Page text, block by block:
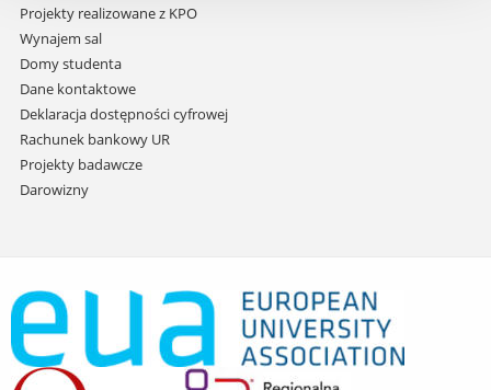
Projekty realizowane z KPO
Wynajem sal
Domy studenta
Dane kontaktowe
Deklaracja dostępności cyfrowej
Rachunek bankowy UR
Projekty badawcze
Darowizny